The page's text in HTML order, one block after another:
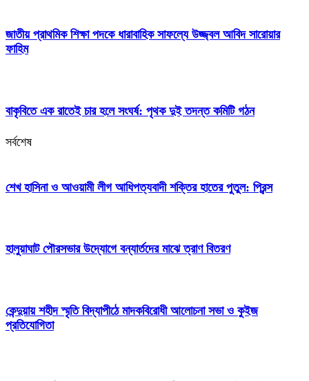
জাতীয় প্রাথমিক শিক্ষা পদকে ধারাবাহিক সাফল্যে উজ্জ্বল আবিদ সারোয়ার
ফাহিম
বাকৃবিতে এক রাতেই চার হলে সংঘর্ষ: পৃথক দুই তদন্ত কমিটি গঠন
সর্বশেষ
শেখ হাসিনা ও আওয়ামী লীগ আধিপত্যবাদী শক্তির হাতের পুতুল: প্রিন্স
হালুয়াঘাট পৌরসভার উদ্যোগে বন্যার্তদের মাঝে ত্রাণ বিতরণ
কেন্দুয়ায় শহীদ স্মৃতি বিদ্যাপীঠে মাদকবিরোধী আলোচনা সভা ও কুইজ
প্রতিযোগিতা